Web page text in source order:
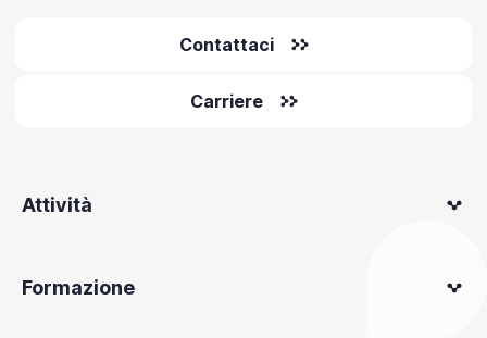
Contattaci
Carriere
Attività
Formazione